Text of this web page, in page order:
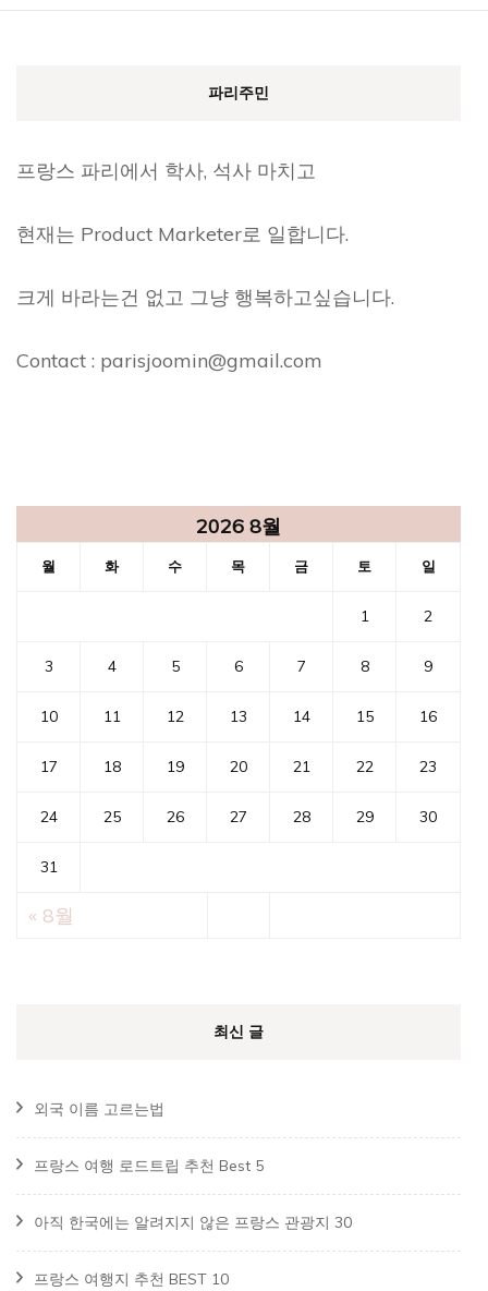
파리주민
프랑스 파리에서 학사, 석사 마치고
현재는 Product Marketer로 일합니다.
크게 바라는건 없고 그냥 행복하고싶습니다.
Contact : parisjoomin@gmail.com
2026 8월
월 화 수 목 금 토 일
1 2
3 4 5 6 7 8 9
10 11 12 13 14 15 16
17 18 19 20 21 22 23
24 25 26 27 28 29 30
31
« 8월
최신 글
외국 이름 고르는법
프랑스 여행 로드트립 추천 Best 5
아직 한국에는 알려지지 않은 프랑스 관광지 30
프랑스 여행지 추천 BEST 10